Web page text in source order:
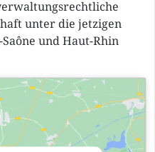
unter die jetzigen
und Haut-Rhin